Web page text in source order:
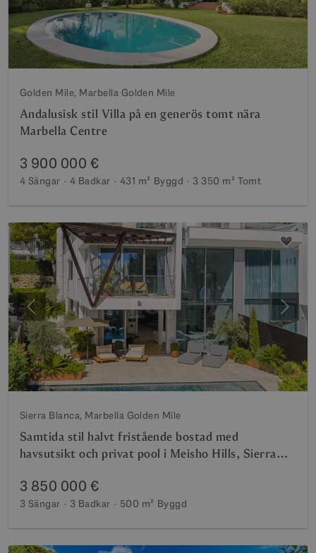
Golden Mile, Marbella Golden Mile
Andalusisk stil Villa på en generös tomt nära
Marbella Centre
3 900 000 €
4 Sängar 4 Badkar 431 m² Byggd 3 350 m² Tomt
Föregående Nästa
Sierra Blanca, Marbella Golden Mile
Samtida stil halvt fristående bostad med
havsutsikt och privat pool i Meisho Hills, Sierra
3 850 000 €
3 Sängar 3 Badkar 500 m² Byggd